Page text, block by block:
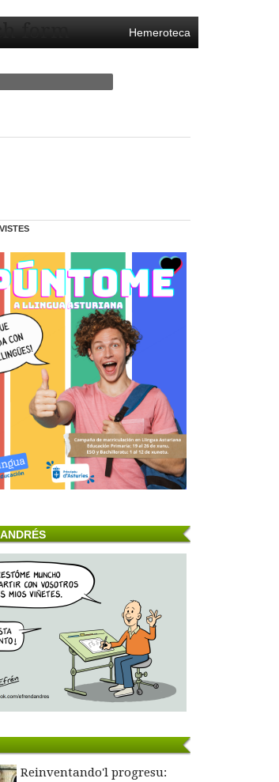
Hemeroteca
form
Reinventando'l progresu: